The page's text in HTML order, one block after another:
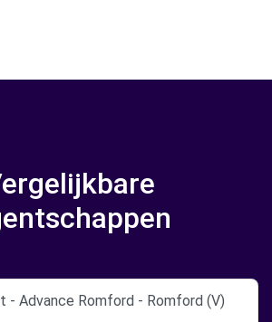
- Advance Romford - Romford (V)